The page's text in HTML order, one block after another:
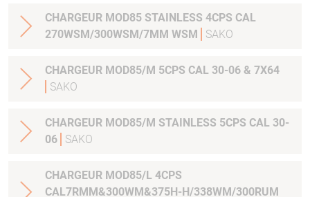
CHARGEUR MOD85 STAINLESS 4CPS CAL
270WSM/300WSM/7MM WSM
SAKO
CHARGEUR MOD85/M 5CPS CAL 30-06 & 7X64
SAKO
CHARGEUR MOD85/M STAINLESS 5CPS CAL 30-
06
SAKO
CHARGEUR MOD85/L 4CPS
CAL7RMM&300WM&375H-H/338WM/300RUM